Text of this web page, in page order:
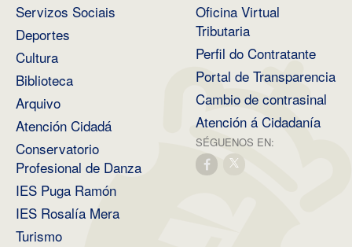
Servizos Sociais
Deportes
Cultura
Biblioteca
Arquivo
Atención Cidadá
Conservatorio
Profesional de Danza
IES Puga Ramón
IES Rosalía Mera
Turismo
Oficina Virtual
Tributaria
Perfil do Contratante
Portal de Transparencia
Cambio de contrasinal
Atención á Cidadanía
SÉGUENOS EN: